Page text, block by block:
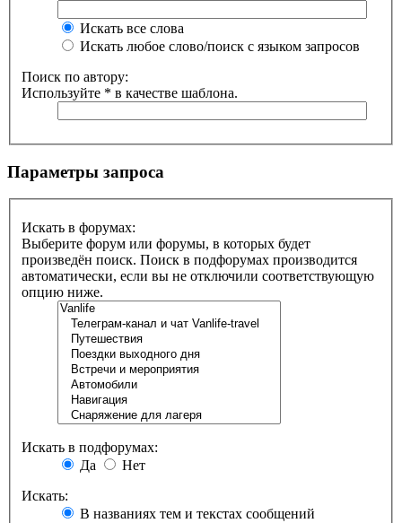
Искать все слова
Искать любое слово/поиск с языком запросов
Поиск по автору:
Используйте * в качестве шаблона.
Параметры запроса
Искать в форумах:
Выберите форум или форумы, в которых будет
произведён поиск. Поиск в подфорумах производится
автоматически, если вы не отключили соответствующую
опцию ниже.
Искать в подфорумах:
Да
Нет
Искать:
В названиях тем и текстах сообщений